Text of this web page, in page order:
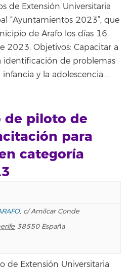
de Extensión Universitaria
“Ayuntamientos 2023”, que
de Arafo los días 16,
2023. Objetivos: Capacitar a
identificación de problemas
y la adolescencia.…
de piloto de
para
categoría
, c/ Amilcar Conde
38550 España
de Extensión Universitaria